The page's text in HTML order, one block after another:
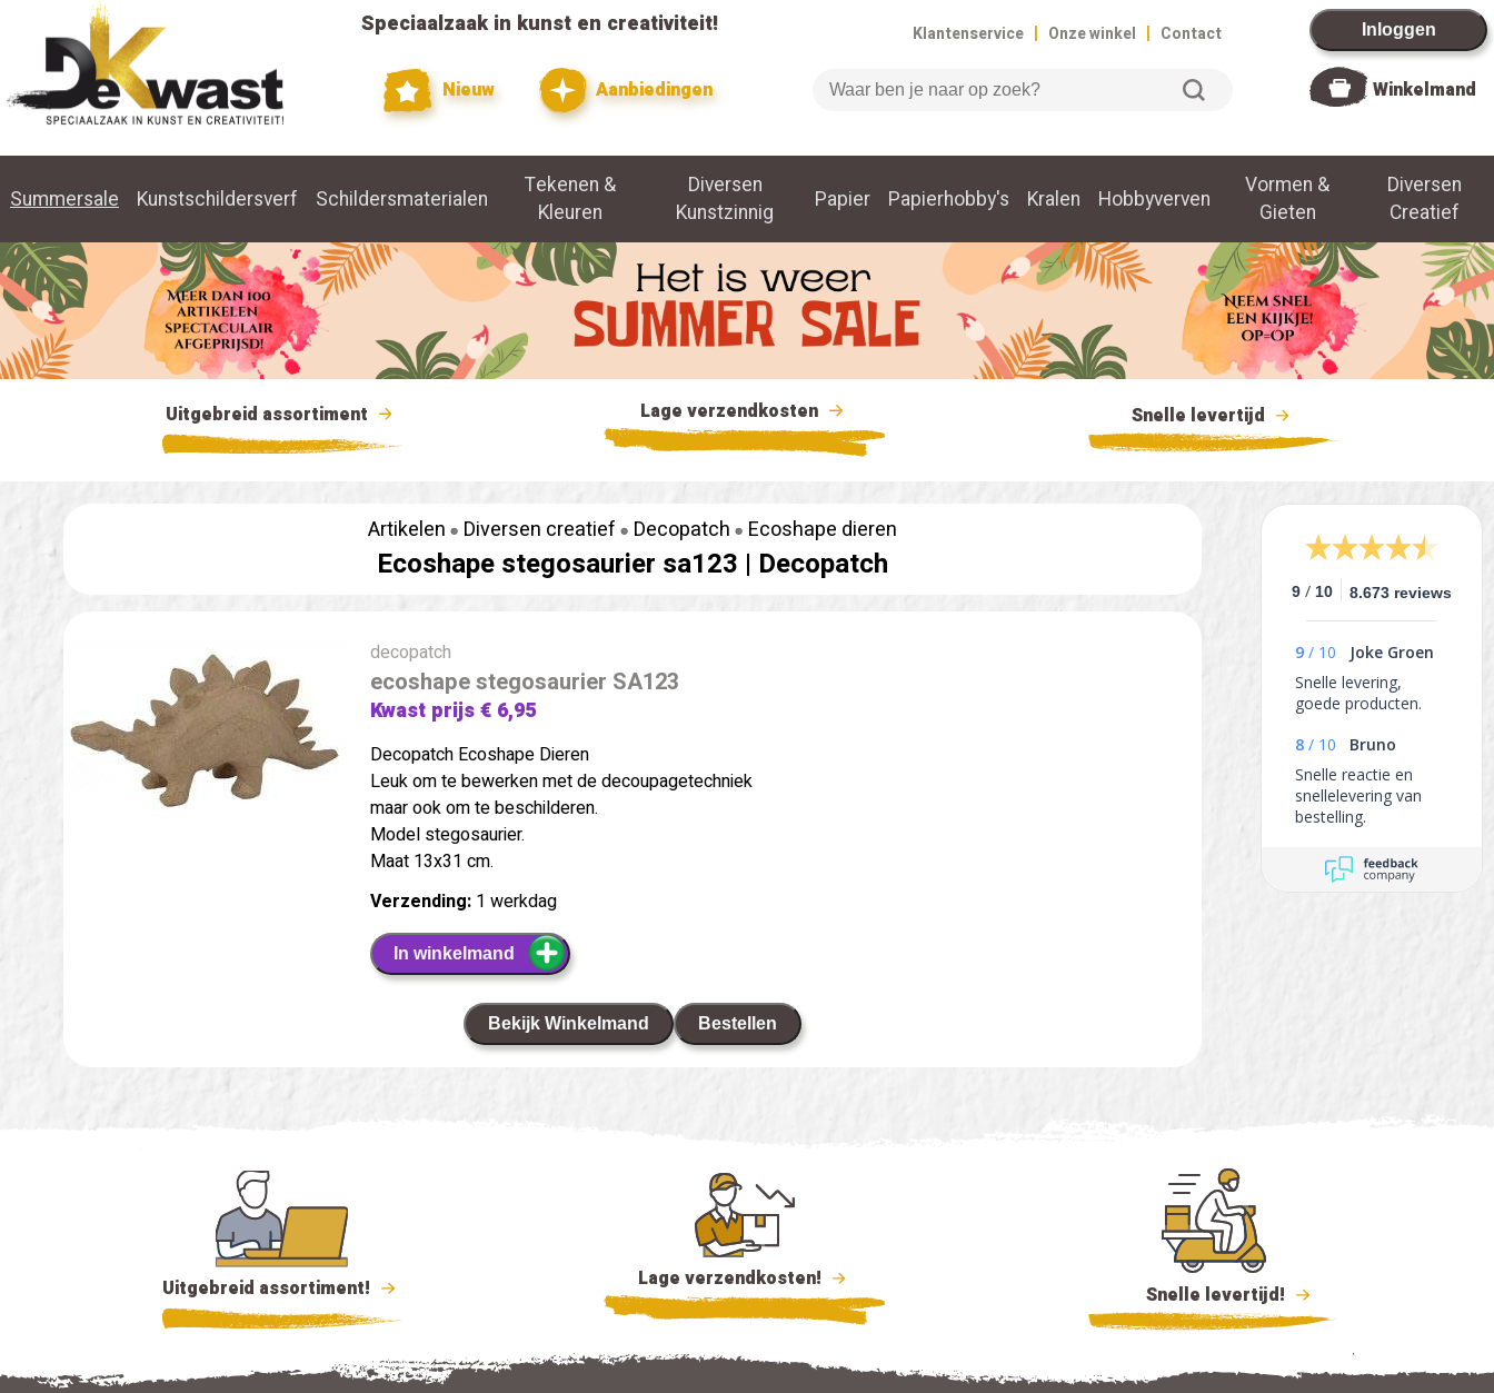
Speciaalzaak in kunst en creativiteit!
Nieuw Aanbiedingen
Klantenservice | Onze winkel | Contact
Zoeken
Inloggen
Winkelmand
Summersale Kunstschildersverf Schildersmaterialen
Tekenen &
Kleuren
Diversen
Kunstzinnig
Papier Papierhobby's Kralen Hobbyverven
Vormen &
Gieten
Diversen
Creatief
Uitgebreid assortiment Lage verzendkosten Snelle levertijd
9 / 10 8.673 reviews
9 / 10
Joke Groen
Snelle levering,
goede producten.
8 / 10
Bruno
Snelle reactie en
snellelevering van
bestelling.
Artikelen Diversen creatief Decopatch Ecoshape dieren
Ecoshape stegosaurier sa123 | Decopatch
decopatch
ecoshape stegosaurier SA123
Kwast prijs € 6,95
Decopatch Ecoshape Dieren
Leuk om te bewerken met de decoupagetechniek
maar ook om te beschilderen.
Model stegosaurier.
Maat 13x31 cm.
Verzending: 1 werkdag
In winkelmand
Bekijk Winkelmand Bestellen
Uitgebreid assortiment! Lage verzendkosten!
Snelle levertijd!